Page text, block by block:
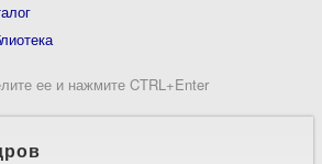
ее и нажмите CTRL+Enter